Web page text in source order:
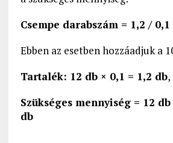
Csempe darabszám = 1,2 /
Ebben az esetben hozzáadjuk a
Tartalék: 12 db × 0,1 = 1,2 db,
Szükséges mennyiség = 12
db